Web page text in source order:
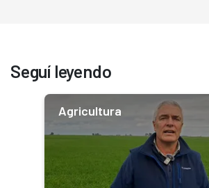
Seguí leyendo
Agricultura